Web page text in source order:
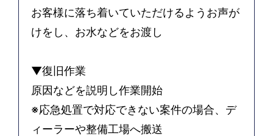
お客様に落ち着いていただけるようお声が
けをし、お水などをお渡し
▼復旧作業
原因などを説明し作業開始
※応急処置で対応できない案件の場合、デ
ィーラーや整備工場へ搬送